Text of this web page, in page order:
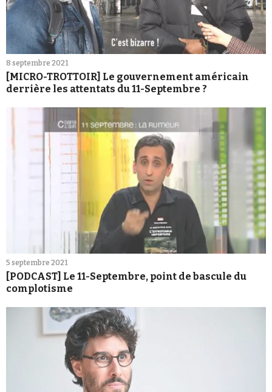
8 septembre 2021
[MICRO-TROTTOIR] Le gouvernement américain
derrière les attentats du 11-Septembre ?
5 septembre 2021
[PODCAST] Le 11-Septembre, point de bascule du
complotisme